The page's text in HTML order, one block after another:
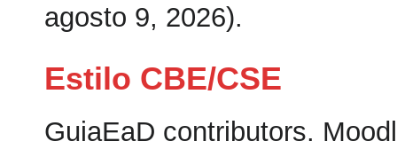
agosto 9, 2026).
Estilo CBE/CSE
GuiaEaD contributors.